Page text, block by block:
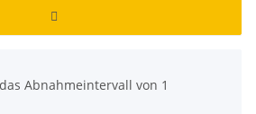
Abnahmeintervall von 1